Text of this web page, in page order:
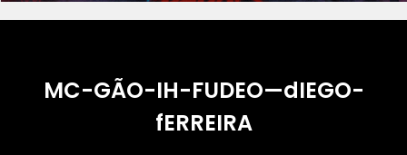
MC-GÃO-IH-FUDEO—dIEGO-
fERREIRA